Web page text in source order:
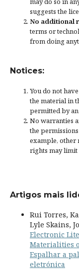
suggests the
No additional
terms or
from doing
Notices:
You do not
the material in
permitted by
No warranties
the
example, other
rights may limit
Artigos mais
Rui Torres,
Lyle Skains,
Electronic
Materialities
Espalhar a
eletrónica